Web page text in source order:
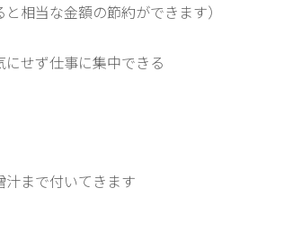
相当な金額の節約ができます）
せず仕事に集中できる
まで付いてきます